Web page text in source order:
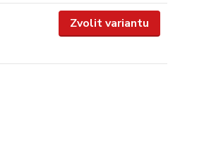
Zvolit variantu